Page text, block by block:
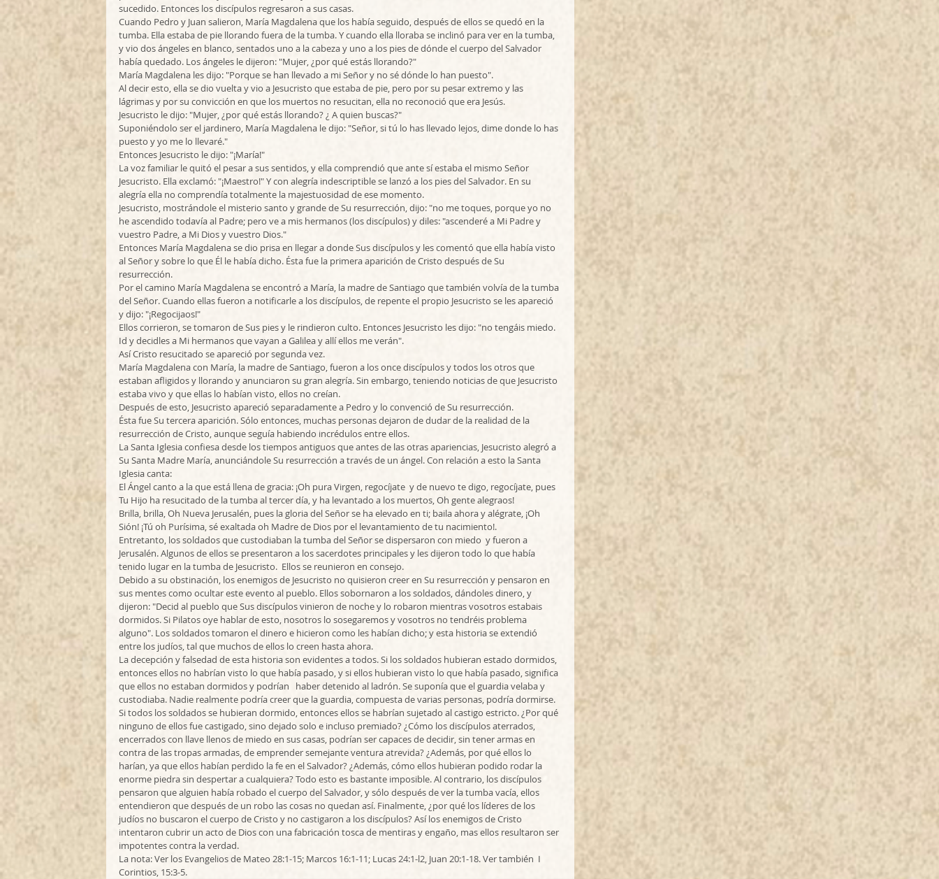
sucedido. Entonces los discípulos regresaron a sus casas.
Cuando Pedro y Juan salieron, María Magdalena que los había seguido, después de ellos se quedó en la
tumba. Ella estaba de pie llorando fuera de la tumba. Y cuando ella lloraba se inclinó para ver en la tumba,
y vio dos ángeles en blanco, sentados uno a la cabeza y uno a los pies de dónde el cuerpo del Salvador
había quedado. Los ángeles le dijeron: "Mujer, ¿por qué estás llorando?"
María Magdalena les dijo: "Porque se han llevado a mi Señor y no sé dónde lo han puesto".
Al decir esto, ella se dio vuelta y vio a Jesucristo que estaba de pie, pero por su pesar extremo y las
lágrimas y por su convicción en que los muertos no resucitan, ella no reconoció que era Jesús.
Jesucristo le dijo: "Mujer, ¿por qué estás llorando? ¿ A quien buscas?"
Suponiéndolo ser el jardinero, María Magdalena le dijo: "Señor, si tú lo has llevado lejos, dime donde lo has
puesto y yo me lo llevaré."
Entonces Jesucristo le dijo: "¡María!"
La voz familiar le quitó el pesar a sus sentidos, y ella comprendió que ante sí estaba el mismo Señor
Jesucristo. Ella exclamó: "¡Maestro!" Y con alegría indescriptible se lanzó a los pies del Salvador. En su
alegría ella no comprendía totalmente la majestuosidad de ese momento.
Jesucristo, mostrándole el misterio santo y grande de Su resurrección, dijo: "no me toques, porque yo no
he ascendido todavía al Padre; pero ve a mis hermanos (los discípulos) y diles: "ascenderé a Mi Padre y
vuestro Padre, a Mi Dios y vuestro Dios."
Entonces María Magdalena se dio prisa en llegar a donde Sus discípulos y les comentó que ella había visto
al Señor y sobre lo que Él le había dicho. Ésta fue la primera aparición de Cristo después de Su
resurrección.
Por el camino María Magdalena se encontró a María, la madre de Santiago que también volvía de la tumba
del Señor. Cuando ellas fueron a notificarle a los discípulos, de repente el propio Jesucristo se les apareció
y dijo: "¡Regocijaos!"
Ellos corrieron, se tomaron de Sus pies y le rindieron culto. Entonces Jesucristo les dijo: "no tengáis miedo.
Id y decidles a Mi hermanos que vayan a Galilea y allí ellos me verán".
Así Cristo resucitado se apareció por segunda vez.
María Magdalena con María, la madre de Santiago, fueron a los once discípulos y todos los otros que
estaban afligidos y llorando y anunciaron su gran alegría. Sin embargo, teniendo noticias de que Jesucristo
estaba vivo y que ellas lo habían visto, ellos no creían.
Después de esto, Jesucristo apareció separadamente a Pedro y lo convenció de Su resurrección.
Ésta fue Su tercera aparición. Sólo entonces, muchas personas dejaron de dudar de la realidad de la
resurrección de Cristo, aunque seguía habiendo incrédulos entre ellos.
La Santa Iglesia confiesa desde los tiempos antiguos que antes de las otras apariencias, Jesucristo alegró a
Su Santa Madre María, anunciándole Su resurrección a través de un ángel. Con relación a esto la Santa
Iglesia canta:
El Ángel canto a la que está llena de gracia: ¡Oh pura Virgen, regocíjate  y de nuevo te digo, regocíjate, pues
Tu Hijo ha resucitado de la tumba al tercer día, y ha levantado a los muertos, Oh gente alegraos!
Brilla, brilla, Oh Nueva Jerusalén, pues la gloria del Señor se ha elevado en ti; baila ahora y alégrate, ¡Oh
Sión! ¡Tú oh Purísima, sé exaltada oh Madre de Dios por el levantamiento de tu nacimiento!.
Entretanto, los soldados que custodiaban la tumba del Señor se dispersaron con miedo  y fueron a
Jerusalén. Algunos de ellos se presentaron a los sacerdotes principales y les dijeron todo lo que había
tenido lugar en la tumba de Jesucristo.  Ellos se reunieron en consejo.
Debido a su obstinación, los enemigos de Jesucristo no quisieron creer en Su resurrección y pensaron en
sus mentes como ocultar este evento al pueblo. Ellos sobornaron a los soldados, dándoles dinero, y
dijeron: "Decid al pueblo que Sus discípulos vinieron de noche y lo robaron mientras vosotros estabais
dormidos. Si Pilatos oye hablar de esto, nosotros lo sosegaremos y vosotros no tendréis problema
alguno". Los soldados tomaron el dinero e hicieron como les habían dicho; y esta historia se extendió
entre los judíos, tal que muchos de ellos lo creen hasta ahora.
La decepción y falsedad de esta historia son evidentes a todos. Si los soldados hubieran estado dormidos,
entonces ellos no habrían visto lo que había pasado, y si ellos hubieran visto lo que había pasado, significa
que ellos no estaban dormidos y podrían   haber detenido al ladrón. Se suponía que el guardia velaba y
custodiaba. Nadie realmente podría creer que la guardia, compuesta de varias personas, podría dormirse.
Si todos los soldados se hubieran dormido, entonces ellos se habrían sujetado al castigo estricto. ¿Por qué
ninguno de ellos fue castigado, sino dejado solo e incluso premiado? ¿Cómo los discípulos aterrados,
encerrados con llave llenos de miedo en sus casas, podrían ser capaces de decidir, sin tener armas en
contra de las tropas armadas, de emprender semejante ventura atrevida? ¿Además, por qué ellos lo
harían, ya que ellos habían perdido la fe en el Salvador? ¿Además, cómo ellos hubieran podido rodar la
enorme piedra sin despertar a cualquiera? Todo esto es bastante imposible. Al contrario, los discípulos
pensaron que alguien había robado el cuerpo del Salvador, y sólo después de ver la tumba vacía, ellos
entendieron que después de un robo las cosas no quedan así. Finalmente, ¿por qué los líderes de los
judíos no buscaron el cuerpo de Cristo y no castigaron a los discípulos? Así los enemigos de Cristo
intentaron cubrir un acto de Dios con una fabricación tosca de mentiras y engaño, mas ellos resultaron ser
impotentes contra la verdad.
La nota: Ver los Evangelios de Mateo 28:1-15; Marcos 16:1-11; Lucas 24:1-l2, Juan 20:1-18. Ver también  I
Corintios, 15:3-5.